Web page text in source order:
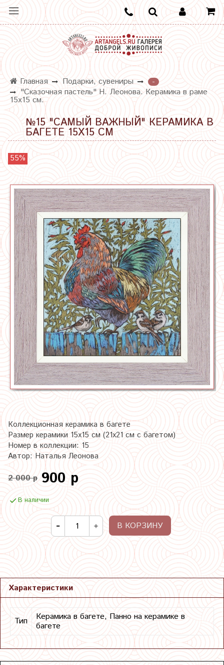
Главная Подарки, сувениры
-
"Сказочная пастель" Н. Леонова. Керамика в раме
15х15 см.
№15 "САМЫЙ ВАЖНЫЙ" КЕРАМИКА В
БАГЕТЕ 15Х15 СМ
55%
Коллекционная керамика в багете
Размер керамики 15х15 см (21х21 см с багетом)
Номер в коллекции: 15
Автор: Наталья Леонова
2 000 р 900 р
В наличии
В КОРЗИНУ
Характеристики
Тип
Керамика в багете, Панно на керамике в
багете